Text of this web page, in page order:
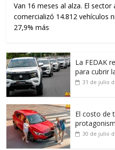
Van 16 meses al alza. El
comercializó 14.812 vehículos
27,9% más
La FEDAK
para cubrir
31 de julio
El costo de
30 de julio